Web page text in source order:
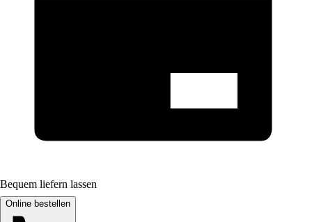
Bequem liefern lassen
Online bestellen